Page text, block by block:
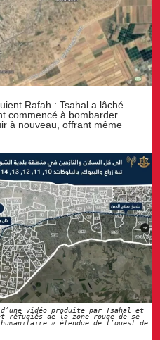
Rafah : Tsahal a lâché
commencé à bombarder
à nouveau, offrant même
vidéo produite par Tsahal et
réfugiés de la zone rouge de se
» étendue de l’ouest de